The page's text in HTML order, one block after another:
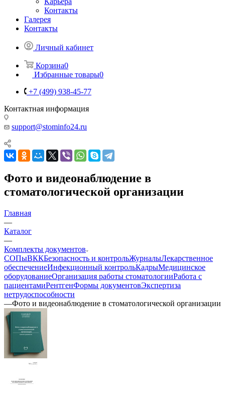
Контакты
Галерея
Контакты
Личный кабинет
Корзина0
Избранные товары0
+7 (499) 938-45-77
Контактная информация
support@stominfo24.ru
Фото и видеонаблюдение в
стоматологической организации
Главная
—
Каталог
—
Комплекты документов
СОПыВККБезопасность и контрольЖурналыЛекарственное
обеспечениеИнфекционный контрольКадрыМедицинское
оборудованиеОрганизация работы стоматологииРабота с
пациентамиРентгенФормы документовЭкспертиза
нетрудоспособности
—Фото и видеонаблюдение в стоматологической организации